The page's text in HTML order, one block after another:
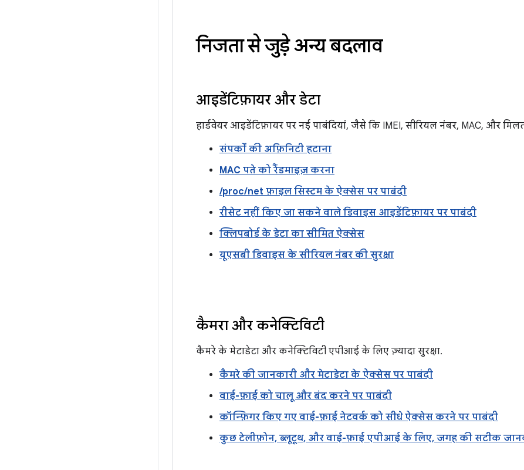
निजता से जुड़े अन्य बदलाव
आइडेंटिफ़ायर और डेटा
हार्डवेयर आइडेंटिफ़ायर पर नई पाबंदियां, जैसे कि IMEI, सीरियल नंबर, MAC, और
संपर्कों की अफ़िनिटी हटाना
MAC पते को रैंडमाइज़ करना
/proc/net फ़ाइल सिस्टम के ऐक्सेस पर पाबंदी
रीसेट नहीं किए जा सकने वाले डिवाइस आइडेंटिफ़ायर पर पाबंदी
क्लिपबोर्ड के डेटा का सीमित ऐक्सेस
यूएसबी डिवाइस के सीरियल नंबर की सुरक्षा
कैमरा और कनेक्टिविटी
कैमरे के मेटाडेटा और कनेक्टिविटी एपीआई के लिए ज़्यादा सुरक्षा.
कैमरे की जानकारी और मेटाडेटा के ऐक्सेस पर पाबंदी
वाई-फ़ाई को चालू और बंद करने पर पाबंदी
कॉन्फ़िगर किए गए वाई-फ़ाई नेटवर्क को सीधे ऐक्सेस करने पर पाबंदी
कुछ टेलीफ़ोन, ब्लूटूथ, और वाई-फ़ाई एपीआई के लिए, जगह की सटीक